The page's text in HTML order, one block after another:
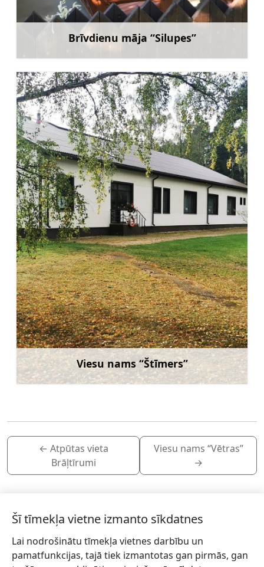
Brīvdienu māja “Silupes”
Uzzināt vairāk
Viesu nams “Štīmers”
Uzzināt vairāk
← Atpūtas vieta
Brāļtīrumi
Viesu nams “Vētras”
→
Piesakies jaunumiem!
Šī tīmekļa vietne izmanto sīkdatnes
Lai nodrošinātu tīmekļa vietnes darbību un
pamatfunkcijas, tajā tiek izmantotas gan pirmās, gan